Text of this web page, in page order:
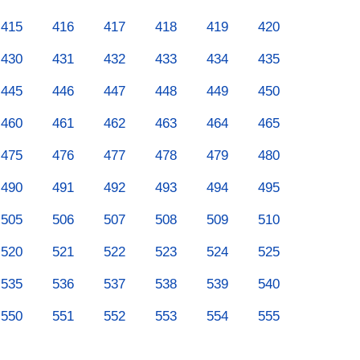
415 416 417 418 419 420
430 431 432 433 434 435
445 446 447 448 449 450
460 461 462 463 464 465
475 476 477 478 479 480
490 491 492 493 494 495
505 506 507 508 509 510
520 521 522 523 524 525
535 536 537 538 539 540
550 551 552 553 554 555